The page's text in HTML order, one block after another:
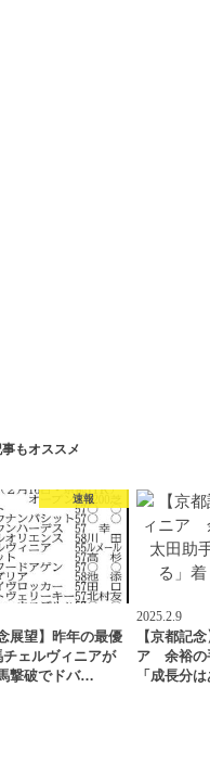
もオススメ
速報
展望】昨年の最優
ェルヴィニアが
撃破でドバ…
2025.2.9
【京都記
ア 余裕の
「成長分